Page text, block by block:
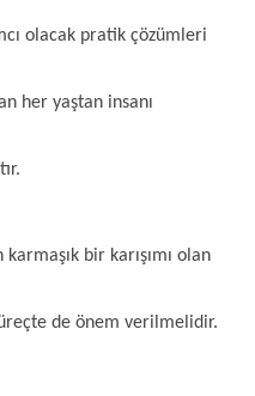
olacak pratik çözümleri
her yaştan insanı
bir karışımı olan
de önem verilmelidir.